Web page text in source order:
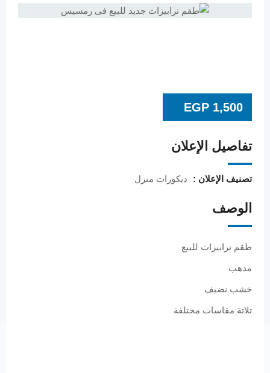
EGP 1,500
تفاصيل الإعلان
تصنيف الإعلان : ديكورات منزل
الوصف
طقم ترابيزات للبيع
مدهب
خشب نضيف
تلاتة مقاسات مختلفة